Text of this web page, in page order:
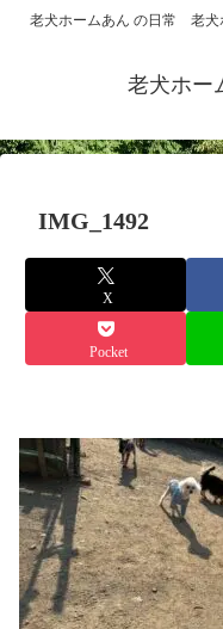
老犬ホームあん の日常 老犬
老犬ホ
IMG_1492
X
Pocket